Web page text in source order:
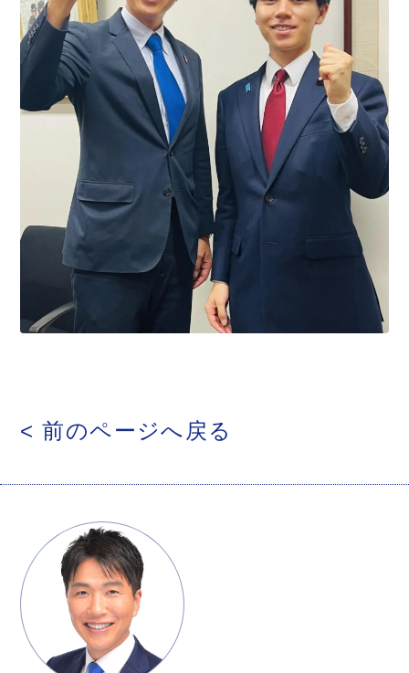
< 前のページへ戻る